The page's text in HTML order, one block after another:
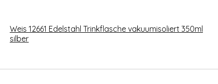
Weis 12661 Edelstahl Trinkflasche vakuumisoliert 350ml
silber